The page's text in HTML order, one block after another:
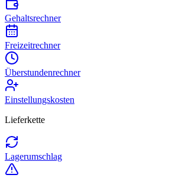
Gehaltsrechner
Freizeitrechner
Überstundenrechner
Einstellungskosten
Lieferkette
Lagerumschlag